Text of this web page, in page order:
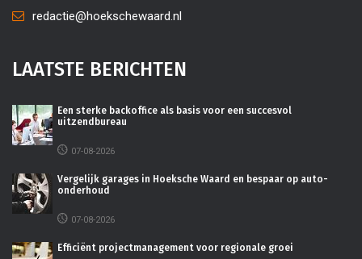
redactie@hoekschewaard.nl
LAATSTE BERICHTEN
Een sterke backoffice als basis voor een succesvol
uitzendbureau
07-08-2026
Vergelijk garages in Hoeksche Waard en bespaar op auto-
onderhoud
07-08-2026
Efficiënt projectmanagement voor regionale groei